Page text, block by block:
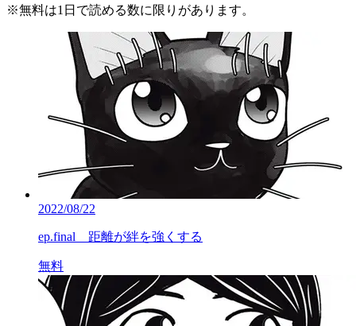
※無料は1日で読める数に限りがあります。
2022/08/22
ep.final 距離が絆を強くする
無料